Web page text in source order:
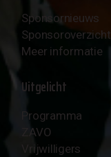
Sponsornieuws
Sponsoroverzicht
Meer informatie
Uitgelicht
Programma
ZAVO
Vrijwilligers